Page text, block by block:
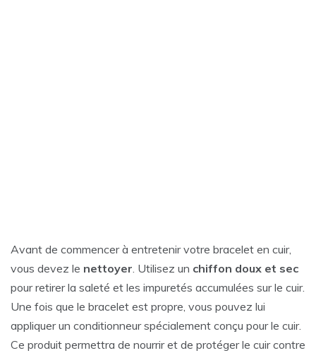
Avant de commencer à entretenir votre bracelet en cuir,
vous devez le nettoyer . Utilisez un chiffon doux et sec
pour retirer la saleté et les impuretés accumulées sur le cuir.
Une fois que le bracelet est propre, vous pouvez lui
appliquer un conditionneur spécialement conçu pour le cuir.
Ce produit permettra de nourrir et de protéger le cuir contre